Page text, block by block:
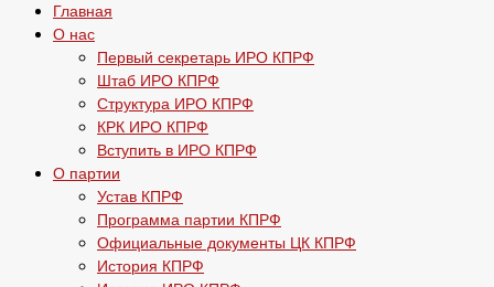
Главная
О нас
Первый секретарь ИРО КПРФ
Штаб ИРО КПРФ
Структура ИРО КПРФ
КРК ИРО КПРФ
Вступить в ИРО КПРФ
О партии
Устав КПРФ
Программа партии КПРФ
Официальные документы ЦК КПРФ
История КПРФ